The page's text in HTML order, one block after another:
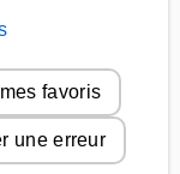
favoris
une erreur